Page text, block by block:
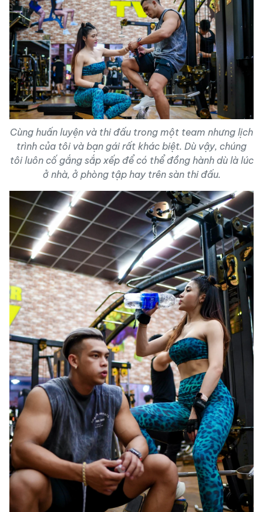
Cùng huấn luyện và thi đấu trong một team nhưng lịch
trình của tôi và bạn gái rất khác biệt. Dù vậy, chúng
tôi luôn cố gắng sắp xếp để có thể đồng hành dù là lúc
ở nhà, ở phòng tập hay trên sàn thi đấu.